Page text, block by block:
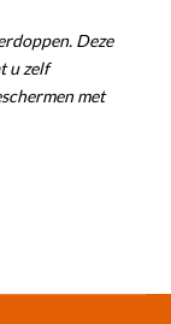
Deze
u zelf
met